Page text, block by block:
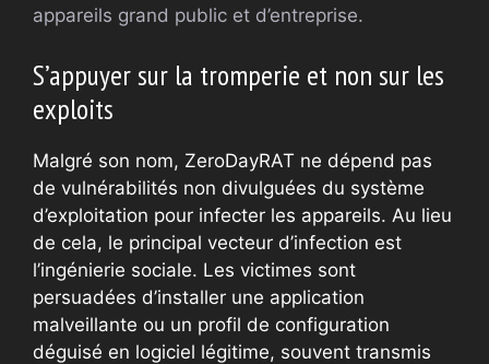
appareils grand public et d’entreprise.
S’appuyer sur la tromperie et non sur les
exploits
Malgré son nom, ZeroDayRAT ne dépend pas
de vulnérabilités non divulguées du système
d’exploitation pour infecter les appareils. Au lieu
de cela, le principal vecteur d’infection est
l’ingénierie sociale. Les victimes sont
persuadées d’installer une application
malveillante ou un profil de configuration
déguisé en logiciel légitime, souvent transmis